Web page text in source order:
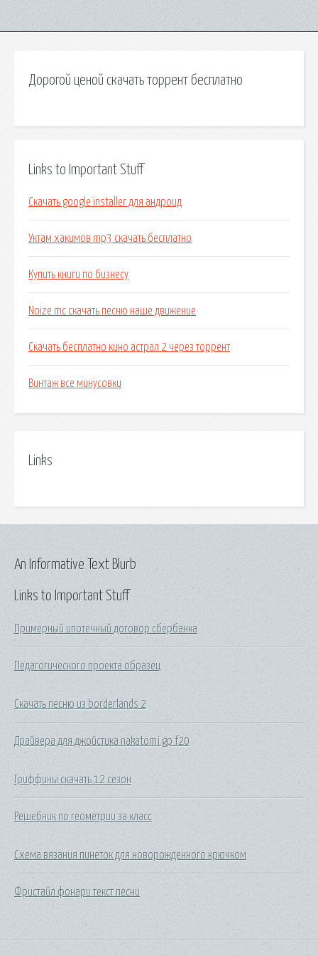
Дорогой ценой скачать торрент бесплатно
Links to Important Stuff
Скачать google installer для андроид
Уктам хакимов mp3 скачать бесплатно
Купить книги по бизнесу
Noize mc скачать песню наше движение
Скачать бесплатно кино астрал 2 через торрент
Винтаж все минусовки
Links
Links to Important Stuff
Примерный ипотечный договор сбербанка
Педагогического проекта образец
Скачать песню из borderlands 2
Драйвера для джойстика nakatomi gp f20
Гриффины скачать 12 сезон
Решебник по геометрии за класс
Схема вязания пинеток для новорожденного крючком
Фристайл фонари текст песни
An Informative Text Blurb